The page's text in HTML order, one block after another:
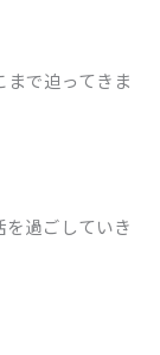
で迫ってきま
過ごしていき